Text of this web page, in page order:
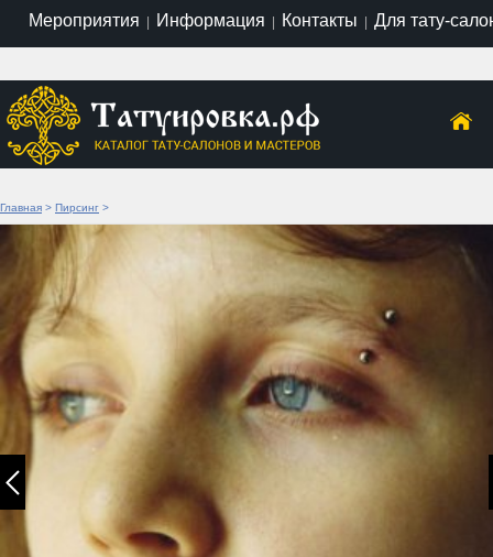
Мероприятия | Информация | Контакты | Для тату-
Главная > Пирсинг >